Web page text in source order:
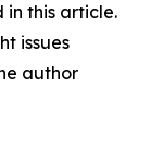
this article.
issues
author